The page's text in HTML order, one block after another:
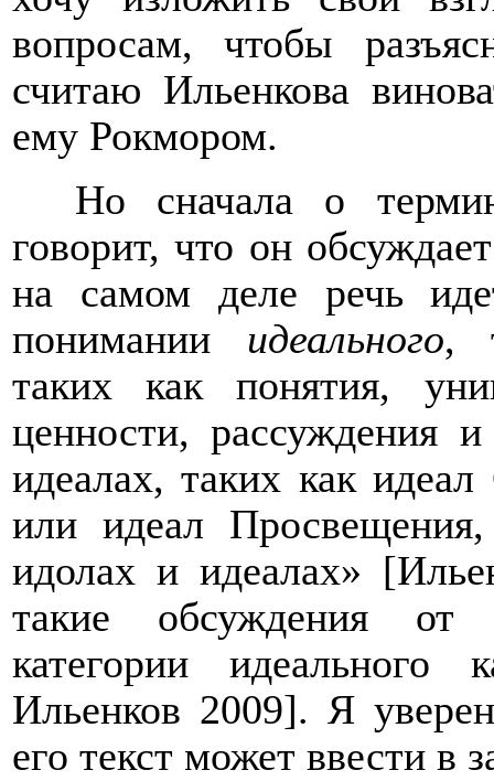
вопросам, чтобы
считаю Ильенкова
ему Рокмором.
Но сначала о
говорит, что он
на самом деле речь
понимании идеального,
таких как понятия,
ценности, рассуждения
идеалах, таких как
или идеал
идолах и идеалах»
такие обсуждения от
категории
Ильенков 2009]. Я
его текст может ввести в